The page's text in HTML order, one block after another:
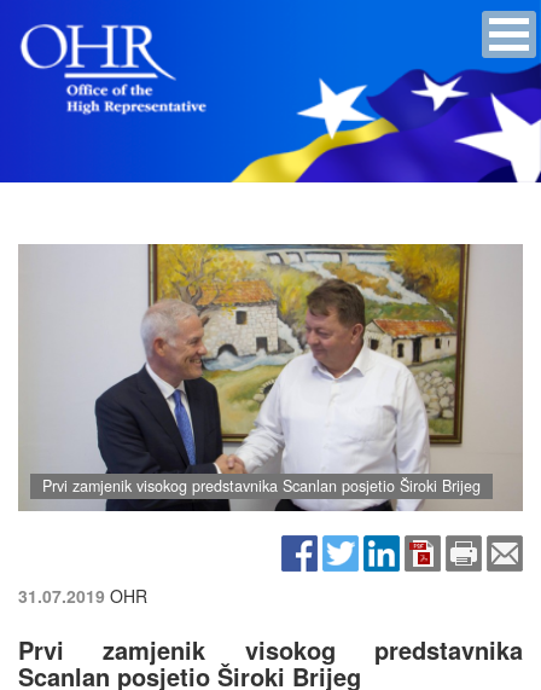
Prvi zamjenik visokog predstavnika Scanlan posjetio Široki Brijeg
31.07.2019 OHR
Prvi zamjenik visokog predstavnika
Scanlan posjetio Široki Brijeg